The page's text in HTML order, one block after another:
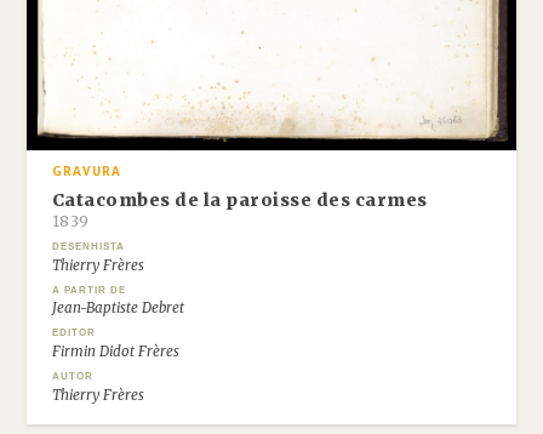
GRAVURA
Catacombes de la paroisse des carmes
1839
DESENHISTA
Thierry Frères
A PARTIR DE
Jean-Baptiste Debret
EDITOR
Firmin Didot Frères
AUTOR
Thierry Frères